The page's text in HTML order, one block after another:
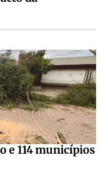
e 114 municípios